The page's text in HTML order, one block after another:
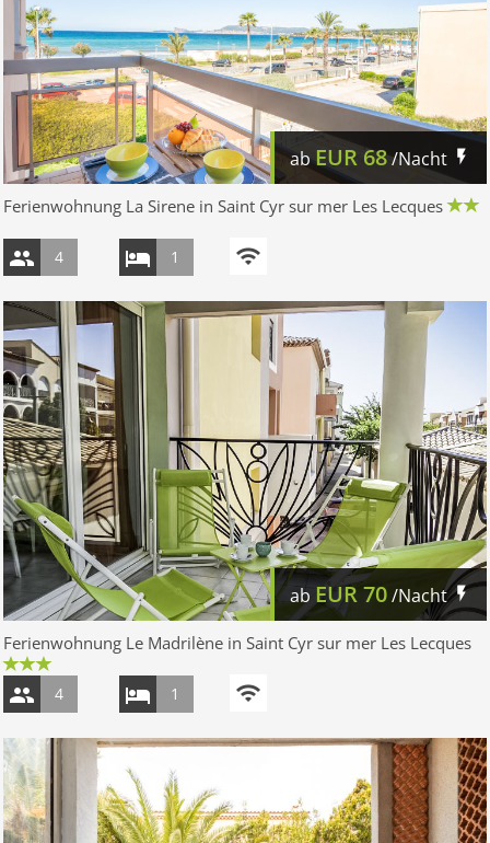
abEUR 68/Nacht
Ferienwohnung La Sirene in Saint Cyr sur mer Les Lecques
4 1
ab EUR70/Nacht
Ferienwohnung Le Madrilène in Saint Cyr sur mer Les Lecques
4 1